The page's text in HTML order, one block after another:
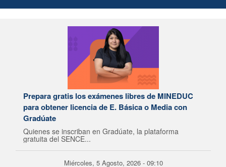
Prepara gratis los exámenes libres de MINEDUC
para obtener licencia de E. Básica o Media con
Gradúate
Quienes se inscriban en Gradúate, la plataforma
gratuita del SENCE...
Miércoles, 5 Agosto, 2026 - 09:10